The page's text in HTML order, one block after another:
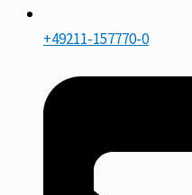
+49211-157770-0